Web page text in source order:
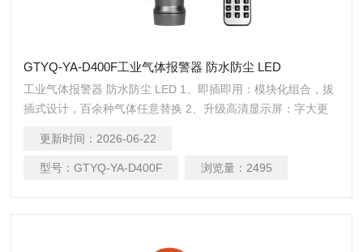
GTYQ-YA-D400F工业气体报警器 防水防尘 LED
工业气体报警器 防水防尘 LED 1、即插即用：模块化组合，拔
插式设计，百余种气体任意替换 2、升级高清显示屏：字大更
准传感器模组，可直接替换，无需重新标气 4、寿命自动检
测：传感器寿命自动检测，到期提示更换 5、检测稳定精准：
更新时间： 2026-06-22
型号： GTYQ-YA-D400F 浏览量： 2495